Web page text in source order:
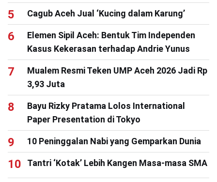
Cagub Aceh Jual ‘Kucing dalam Karung’
Elemen Sipil Aceh: Bentuk Tim Independen
Kasus Kekerasan terhadap Andrie Yunus
Mualem Resmi Teken UMP Aceh 2026 Jadi Rp
3,93 Juta
Bayu Rizky Pratama Lolos International
Paper Presentation di Tokyo
10 Peninggalan Nabi yang Gemparkan Dunia
Tantri ‘Kotak’ Lebih Kangen Masa-masa SMA